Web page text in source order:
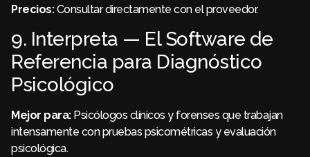
Precios:Consultar directamente con el proveedor.
9. Interpreta — El Software de
Referencia para Diagnóstico
Psicológico
Mejor para:Psicólogos clínicos y forenses que trabajan
intensamente con pruebas psicométricas y evaluación
psicológica.